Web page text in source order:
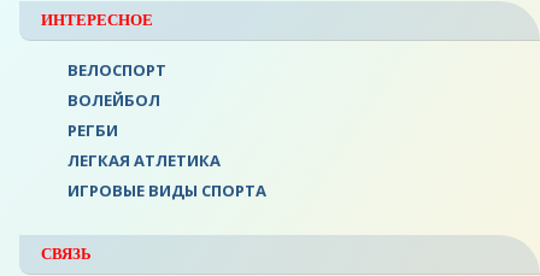
ИНТЕРЕСНОЕ
ВЕЛОСПОРТ
ВОЛЕЙБОЛ
РЕГБИ
ЛЕГКАЯ АТЛЕТИКА
ИГРОВЫЕ ВИДЫ СПОРТА
СВЯЗЬ